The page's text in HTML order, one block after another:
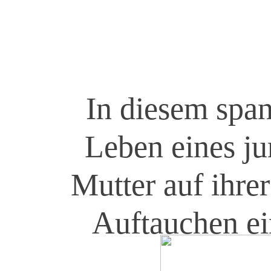
In diesem
Leben eines
Mutter auf
Auftauchen